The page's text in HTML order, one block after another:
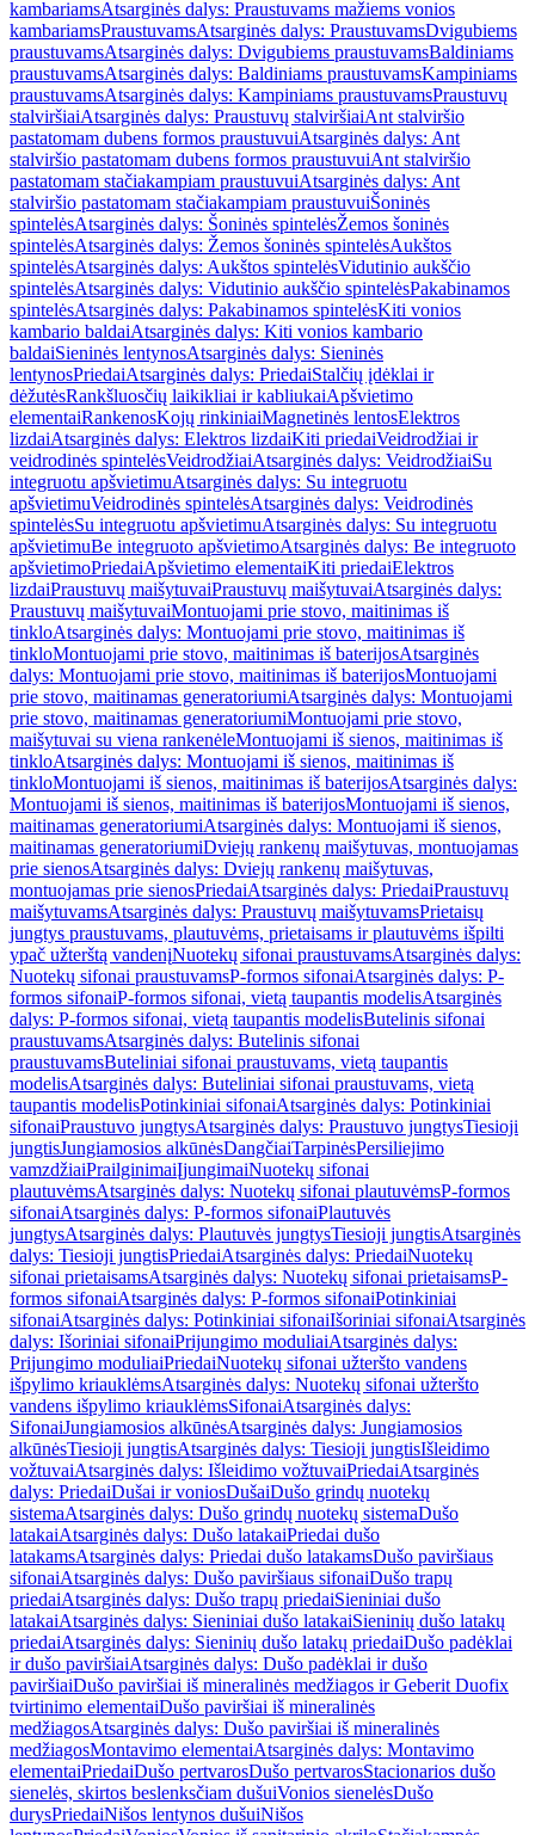
kambariamsAtsarginės dalys: Praustuvams mažiems vonios
kambariamsPraustuvamsAtsarginės dalys: PraustuvamsDvigubiems
praustuvamsAtsarginės dalys: Dvigubiems praustuvamsBaldiniams
praustuvamsAtsarginės dalys: Baldiniams praustuvamsKampiniams
praustuvamsAtsarginės dalys: Kampiniams praustuvamsPraustuvų
stalviršiaiAtsarginės dalys: Praustuvų stalviršiaiAnt stalviršio
pastatomam dubens formos praustuvuiAtsarginės dalys: Ant
stalviršio pastatomam dubens formos praustuvuiAnt stalviršio
pastatomam stačiakampiam praustuvuiAtsarginės dalys: Ant
stalviršio pastatomam stačiakampiam praustuvuiŠoninės
spintelėsAtsarginės dalys: Šoninės spintelėsŽemos šoninės
spintelėsAtsarginės dalys: Žemos šoninės spintelėsAukštos
spintelėsAtsarginės dalys: Aukštos spintelėsVidutinio aukščio
spintelėsAtsarginės dalys: Vidutinio aukščio spintelėsPakabinamos
spintelėsAtsarginės dalys: Pakabinamos spintelėsKiti vonios
kambario baldaiAtsarginės dalys: Kiti vonios kambario
baldaiSieninės lentynosAtsarginės dalys: Sieninės
lentynosPriedaiAtsarginės dalys: PriedaiStalčių įdėklai ir
dėžutėsRankšluosčių laikikliai ir kabliukaiApšvietimo
elementaiRankenosKojų rinkiniaiMagnetinės lentosElektros
lizdaiAtsarginės dalys: Elektros lizdaiKiti priedaiVeidrodžiai ir
veidrodinės spintelėsVeidrodžiaiAtsarginės dalys: VeidrodžiaiSu
integruotu apšvietimuAtsarginės dalys: Su integruotu
apšvietimuVeidrodinės spintelėsAtsarginės dalys: Veidrodinės
spintelėsSu integruotu apšvietimuAtsarginės dalys: Su integruotu
apšvietimuBe integruoto apšvietimoAtsarginės dalys: Be integruoto
apšvietimoPriedaiApšvietimo elementaiKiti priedaiElektros
lizdaiPraustuvų maišytuvaiPraustuvų maišytuvaiAtsarginės dalys:
Praustuvų maišytuvaiMontuojami prie stovo, maitinimas iš
tinkloAtsarginės dalys: Montuojami prie stovo, maitinimas iš
tinkloMontuojami prie stovo, maitinimas iš baterijosAtsarginės
dalys: Montuojami prie stovo, maitinimas iš baterijosMontuojami
prie stovo, maitinamas generatoriumiAtsarginės dalys: Montuojami
prie stovo, maitinamas generatoriumiMontuojami prie stovo,
maišytuvai su viena rankenėleMontuojami iš sienos, maitinimas iš
tinkloAtsarginės dalys: Montuojami iš sienos, maitinimas iš
tinkloMontuojami iš sienos, maitinimas iš baterijosAtsarginės dalys:
Montuojami iš sienos, maitinimas iš baterijosMontuojami iš sienos,
maitinamas generatoriumiAtsarginės dalys: Montuojami iš sienos,
maitinamas generatoriumiDviejų rankenų maišytuvas, montuojamas
prie sienosAtsarginės dalys: Dviejų rankenų maišytuvas,
montuojamas prie sienosPriedaiAtsarginės dalys: PriedaiPraustuvų
maišytuvamsAtsarginės dalys: Praustuvų maišytuvamsPrietaisų
jungtys praustuvams, plautuvėms, prietaisams ir plautuvėms išpilti
ypač užterštą vandenįNuotekų sifonai praustuvamsAtsarginės dalys:
Nuotekų sifonai praustuvamsP-formos sifonaiAtsarginės dalys: P-
formos sifonaiP-formos sifonai, vietą taupantis modelisAtsarginės
dalys: P-formos sifonai, vietą taupantis modelisButelinis sifonai
praustuvamsAtsarginės dalys: Butelinis sifonai
praustuvamsButeliniai sifonai praustuvams, vietą taupantis
modelisAtsarginės dalys: Buteliniai sifonai praustuvams, vietą
taupantis modelisPotinkiniai sifonaiAtsarginės dalys: Potinkiniai
sifonaiPraustuvo jungtysAtsarginės dalys: Praustuvo jungtysTiesioji
jungtisJungiamosios alkūnėsDangčiaiTarpinėsPersiliejimo
vamzdžiaiPrailginimaiĮjungimaiNuotekų sifonai
plautuvėmsAtsarginės dalys: Nuotekų sifonai plautuvėmsP-formos
sifonaiAtsarginės dalys: P-formos sifonaiPlautuvės
jungtysAtsarginės dalys: Plautuvės jungtysTiesioji jungtisAtsarginės
dalys: Tiesioji jungtisPriedaiAtsarginės dalys: PriedaiNuotekų
sifonai prietaisamsAtsarginės dalys: Nuotekų sifonai prietaisamsP-
formos sifonaiAtsarginės dalys: P-formos sifonaiPotinkiniai
sifonaiAtsarginės dalys: Potinkiniai sifonaiIšoriniai sifonaiAtsarginės
dalys: Išoriniai sifonaiPrijungimo moduliaiAtsarginės dalys:
Prijungimo moduliaiPriedaiNuotekų sifonai užteršto vandens
išpylimo kriauklėmsAtsarginės dalys: Nuotekų sifonai užteršto
vandens išpylimo kriauklėmsSifonaiAtsarginės dalys:
SifonaiJungiamosios alkūnėsAtsarginės dalys: Jungiamosios
alkūnėsTiesioji jungtisAtsarginės dalys: Tiesioji jungtisIšleidimo
vožtuvaiAtsarginės dalys: Išleidimo vožtuvaiPriedaiAtsarginės
dalys: PriedaiDušai ir voniosDušaiDušo grindų nuotekų
sistemaAtsarginės dalys: Dušo grindų nuotekų sistemaDušo
latakaiAtsarginės dalys: Dušo latakaiPriedai dušo
latakamsAtsarginės dalys: Priedai dušo latakamsDušo paviršiaus
sifonaiAtsarginės dalys: Dušo paviršiaus sifonaiDušo trapų
priedaiAtsarginės dalys: Dušo trapų priedaiSieniniai dušo
latakaiAtsarginės dalys: Sieniniai dušo latakaiSieninių dušo latakų
priedaiAtsarginės dalys: Sieninių dušo latakų priedaiDušo padėklai
ir dušo paviršiaiAtsarginės dalys: Dušo padėklai ir dušo
paviršiaiDušo paviršiai iš mineralinės medžiagos ir Geberit Duofix
tvirtinimo elementaiDušo paviršiai iš mineralinės
medžiagosAtsarginės dalys: Dušo paviršiai iš mineralinės
medžiagosMontavimo elementaiAtsarginės dalys: Montavimo
elementaiPriedaiDušo pertvarosDušo pertvarosStacionarios dušo
sienelės, skirtos beslenksčiam dušuiVonios sienelėsDušo
durysPriedaiNišos lentynos dušuiNišos